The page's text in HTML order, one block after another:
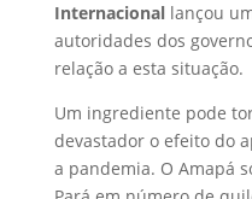
Internacionallançou
autoridades dos
relação a esta situação.
Um ingrediente pode
devastador o efeito do
a pandemia. O Amapá